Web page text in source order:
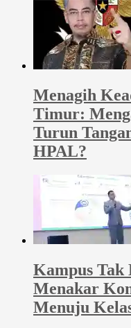
Menagih
Timur:
Turun
HPAL?
Kampus Tak
Menakar
Menuju